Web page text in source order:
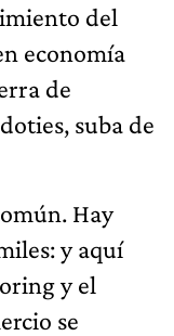
del
economía
de
suba de
Hay
y aquí
y el
se